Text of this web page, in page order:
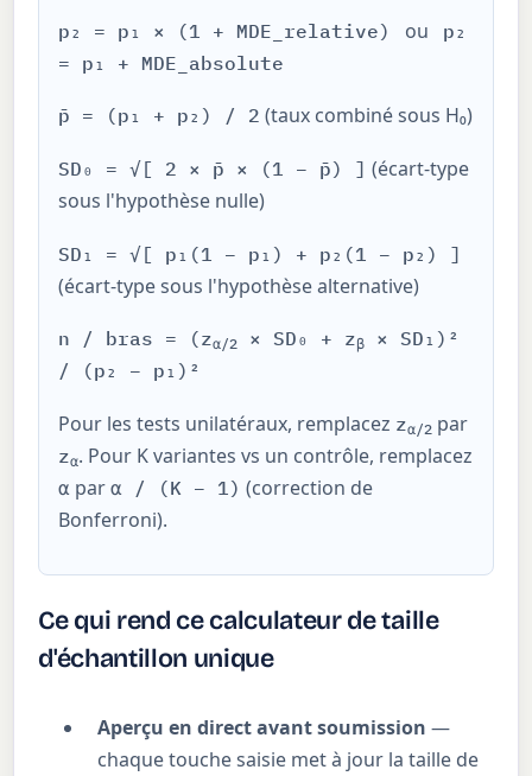
p₂ = p₁ × (1 + MDE_relative) ou p₂
= p₁ + MDE_absolute
p̄ = (p₁ + p₂) / 2 (taux combiné sous H₀)
SD₀ = √[ 2 × p̄ × (1 − p̄) ] (écart-type
sous l'hypothèse nulle)
SD₁ = √[ p₁(1 − p₁) + p₂(1 − p₂) ]
(écart-type sous l'hypothèse alternative)
n / bras = (zα/2 × SD₀ + zβ
× SD₁)²
/ (p₂ − p₁)²
Pour les tests unilatéraux, remplacez zα/2 par
zα. Pour K variantes vs un contrôle, remplacez
α parα / (K − 1) (correction de
Bonferroni).
Ce qui rend ce calculateur de taille
d'échantillon unique
Aperçu en direct avant soumission —
chaque touche saisie met à jour la taille de